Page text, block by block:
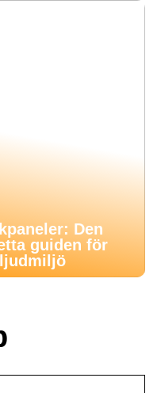
Den
guiden för